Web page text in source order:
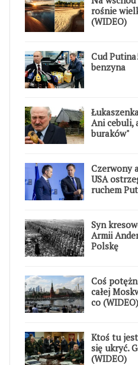
rośnie
(WIDEO)
Cud
benzyna
Ani cebuli,
buraków"
Czerwony
USA
ruchem
Syn
Armii
Polskę
Coś
całej
co (WIDEO)
Ktoś tu
się ukryć.
(WIDEO)